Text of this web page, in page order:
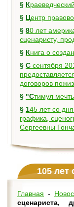
§
§
Центр
§ 80 лет американскому актёру, кинорежиссёру,
сценаристу,
§
Книга о
§ С сентября 2015 года в Санкт-Петербурге
договоров
§
"Стимул
§ 145 лет со дня рождения театрального художника,
графика,
Сергеевны
105 лет со дня рождения
Главная -
сценариста,